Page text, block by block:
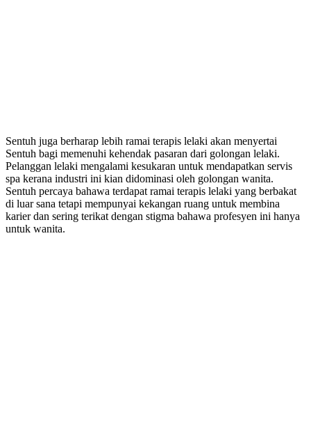
Sentuh juga berharap lebih ramai terapis lelaki akan menyertai
Sentuh bagi memenuhi kehendak pasaran dari golongan lelaki.
Pelanggan lelaki mengalami kesukaran untuk mendapatkan servis
spa kerana industri ini kian didominasi oleh golongan wanita.
Sentuh percaya bahawa terdapat ramai terapis lelaki yang berbakat
di luar sana tetapi mempunyai kekangan ruang untuk membina
karier dan sering terikat dengan stigma bahawa profesyen ini hanya
untuk wanita.